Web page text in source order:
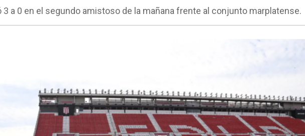
3 a 0 en el segundo amistoso de la mañana frente al conjunto marplatense.